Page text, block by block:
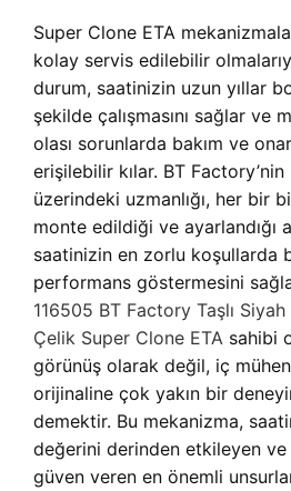
Super Clone ETA
kolay servis edilebilir
durum, saatinizin uzun yıllar
şekilde çalışmasını sağlar ve
olası sorunlarda bakım ve
erişilebilir kılar. BT
üzerindeki uzmanlığı, her bir
monte edildiği ve ayarlandığı
saatinizin en zorlu koşullarda
performans göstermesini
116505 BT Factory Taşlı
Çelik Super Clone ETA sahibi
görünüş olarak değil, iç
orijinaline çok yakın bir
demektir. Bu mekanizma,
değerini derinden etkileyen
güven veren en önemli